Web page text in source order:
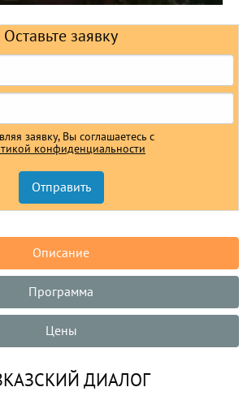
Оставьте заявку
заявку, Вы соглашаетесь с
конфиденциальности
Описание
Программа
Цены
ДИАЛОГ